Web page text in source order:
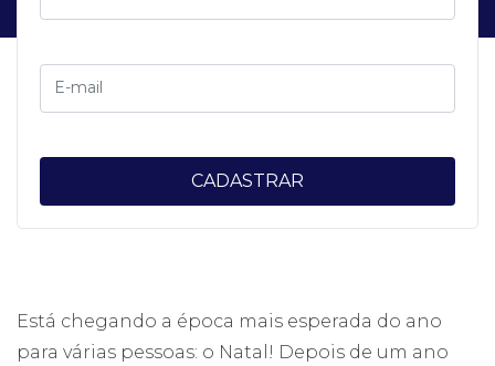
CADASTRAR
Está chegando a época mais esperada do ano
para várias pessoas: o Natal! Depois de um ano